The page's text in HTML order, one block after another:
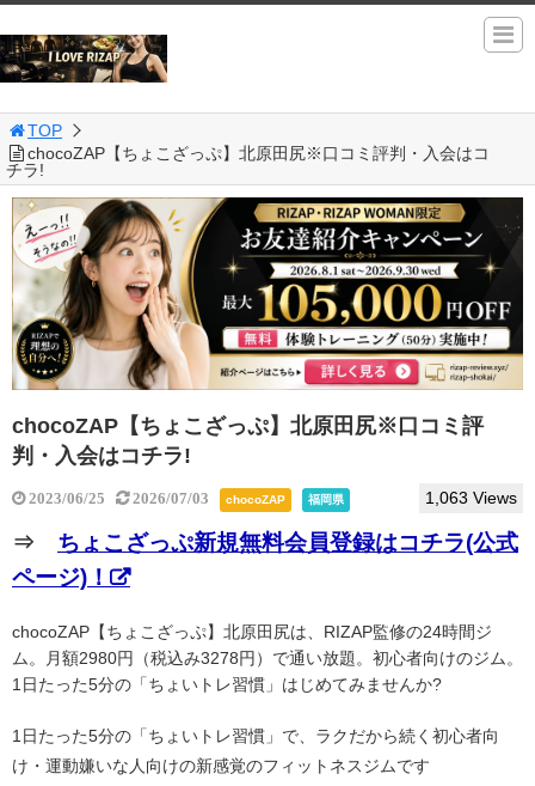
TOP
chocoZAP【ちょこざっぷ】北原田尻※口コミ評判・入会はコ
チラ!
chocoZAP【ちょこざっぷ】北原田尻※口コミ評
判・入会はコチラ!
2023/06/25 2026/07/03 chocoZAP 福岡県 1,063 Views
⇒ ちょこざっぷ新規無料会員登録はコチラ(公式
ページ)！
chocoZAP【ちょこざっぷ】北原田尻は、RIZAP監修の24時間ジ
ム。月額2980円（税込み3278円）で通い放題。初心者向けのジム。
1日たった5分の「ちょいトレ習慣」はじめてみませんか?
1日たった5分の「ちょいトレ習慣」で、ラクだから続く初心者向
け・運動嫌いな人向けの新感覚のフィットネスジムです